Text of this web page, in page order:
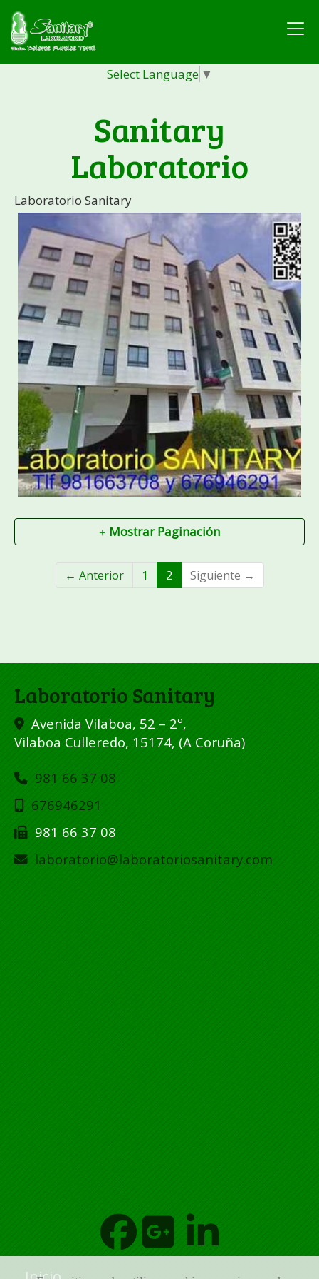
Select Language ▼
Sanitary
Laboratorio
Laboratorio Sanitary
Mostrar Paginación
← Anterior 1 2 Siguiente →
Laboratorio Sanitary
Avenida Vilaboa, 52 – 2º,
Vilaboa Culleredo, 15174, (A Coruña)
981 66 37 08
676946291
981 66 37 08
laboratorio
laboratoriosanitary.com